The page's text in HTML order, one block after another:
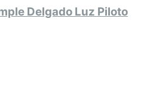
Delgado Luz Piloto